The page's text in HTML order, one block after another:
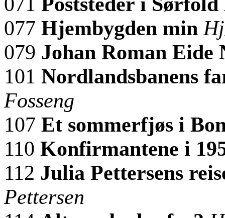
077 Hjembygden min
079 Johan Roman Eide
101 Nordlandsbanens
Fosseng
107 Et sommerfjøs i
110 Konfirmantene i
112 Julia Pettersens
Pettersen